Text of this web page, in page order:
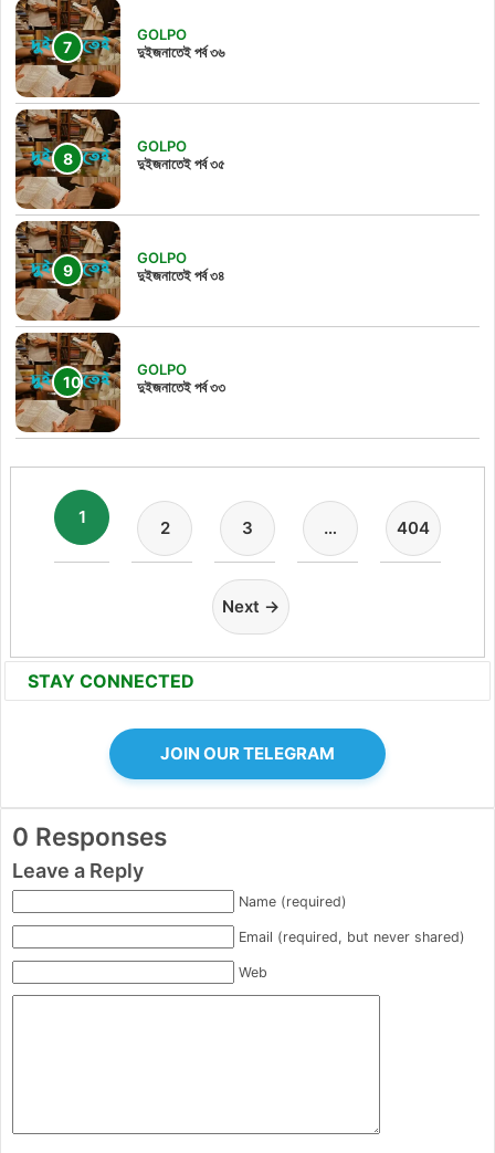
GOLPO
দুইজনাতেই পর্ব ৩৬
GOLPO
দুইজনাতেই পর্ব ৩৫
GOLPO
দুইজনাতেই পর্ব ৩৪
GOLPO
দুইজনাতেই পর্ব ৩৩
1
2 3 … 404
Next →
STAY CONNECTED
JOIN OUR TELEGRAM
0 Responses
Leave a Reply
Name (required)
Email (required, but never shared)
Web